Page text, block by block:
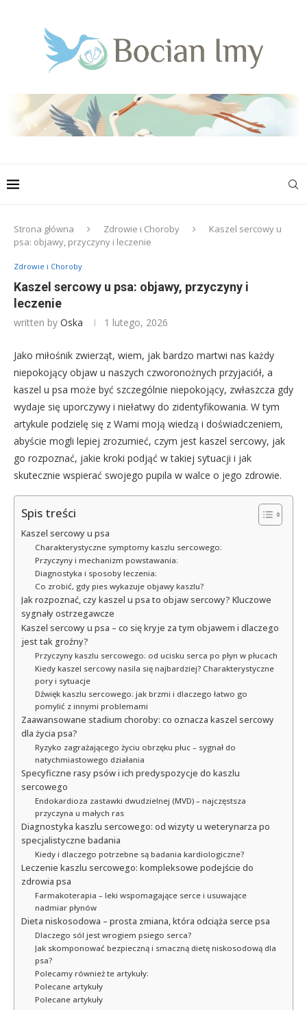
Strona główna Zdrowie i Choroby
Kaszel sercowy u
psa: objawy, przyczyny i leczenie
Zdrowie i Choroby
Kaszel sercowy u psa: objawy, przyczyny i
leczenie
written by Oska 1 lutego, 2026
Jako miłośnik zwierząt, wiem, jak bardzo martwi nas każdy
niepokojący objaw u naszych czworonożnych przyjaciół, a
kaszel u psa może być szczególnie niepokojący, zwłaszcza gdy
wydaje się uporczywy i niełatwy do zidentyfikowania. W tym
artykule podzielę się z Wami moją wiedzą i doświadczeniem,
abyście mogli lepiej zrozumieć, czym jest kaszel sercowy, jak
go rozpoznać, jakie kroki podjąć w takiej sytuacji i jak
skutecznie wspierać swojego pupila w walce o jego zdrowie.
Spis treści
Kaszel sercowy u psa
Charakterystyczne symptomy kaszlu sercowego:
Przyczyny i mechanizm powstawania:
Diagnostyka i sposoby leczenia:
Co zrobić, gdy pies wykazuje objawy kaszlu?
Jak rozpoznać, czy kaszel u psa to objaw sercowy? Kluczowe
sygnały ostrzegawcze
Kaszel sercowy u psa – co się kryje za tym objawem i dlaczego
jest tak groźny?
Przyczyny kaszlu sercowego: od ucisku serca po płyn w płucach
Kiedy kaszel sercowy nasila się najbardziej? Charakterystyczne
pory i sytuacje
Dźwięk kaszlu sercowego: jak brzmi i dlaczego łatwo go
pomylić z innymi problemami
Zaawansowane stadium choroby: co oznacza kaszel sercowy
dla życia psa?
Ryzyko zagrażającego życiu obrzęku płuc – sygnał do
natychmiastowego działania
Specyficzne rasy psów i ich predyspozycje do kaszlu
sercowego
Endokardioza zastawki dwudzielnej (MVD) – najczęstsza
przyczyna u małych ras
Diagnostyka kaszlu sercowego: od wizyty u weterynarza po
specjalistyczne badania
Kiedy i dlaczego potrzebne są badania kardiologiczne?
Leczenie kaszlu sercowego: kompleksowe podejście do
zdrowia psa
Farmakoterapia – leki wspomagające serce i usuwające
nadmiar płynów
Dieta niskosodowa – prosta zmiana, która odciąża serce psa
Dlaczego sól jest wrogiem psiego serca?
Jak skomponować bezpieczną i smaczną dietę niskosodową dla
psa?
Polecamy również te artykuły:
Polecane artykuły
Polecane artykuły